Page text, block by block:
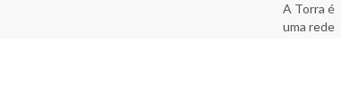
A Torra é
uma rede